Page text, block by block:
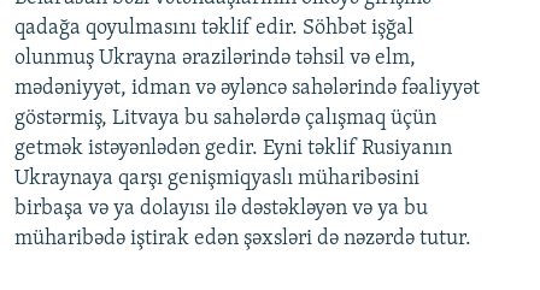
qadağa qoyulmasını təklif edir. Söhbət işğal
olunmuş Ukrayna ərazilərində təhsil və elm,
mədəniyyət, idman və əyləncə sahələrində fəaliyyət
göstərmiş, Litvaya bu sahələrdə çalışmaq üçün
getmək istəyənlədən gedir. Eyni təklif Rusiyanın
Ukraynaya qarşı genişmiqyaslı müharibəsini
birbaşa və ya dolayısı ilə dəstəkləyən və ya bu
müharibədə iştirak edən şəxsləri də nəzərdə tutur.